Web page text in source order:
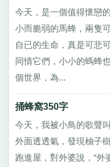
今天，是一個值得懷戀
小而脆弱的馬蜂，兩隻
自已的生命，真是可悲
同情它們，小小的螞蜂
個世界，為...
捅蜂窩350字
今天，我被小鳥的歌聲
外面透透氣，發現柚子
跑進屋，對外婆說，“外